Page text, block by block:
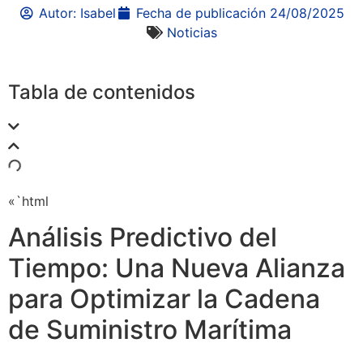
Autor: Isabel Fecha de publicación 24/08/2025
Noticias
Tabla de contenidos
«`html
Análisis Predictivo del
Tiempo: Una Nueva Alianza
para Optimizar la Cadena
de Suministro Marítima